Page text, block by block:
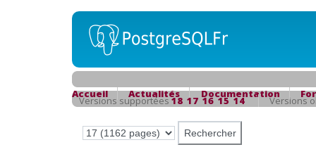
Accueil Actualités Documentation
Versions supportées18 17 16 15 14 Versions